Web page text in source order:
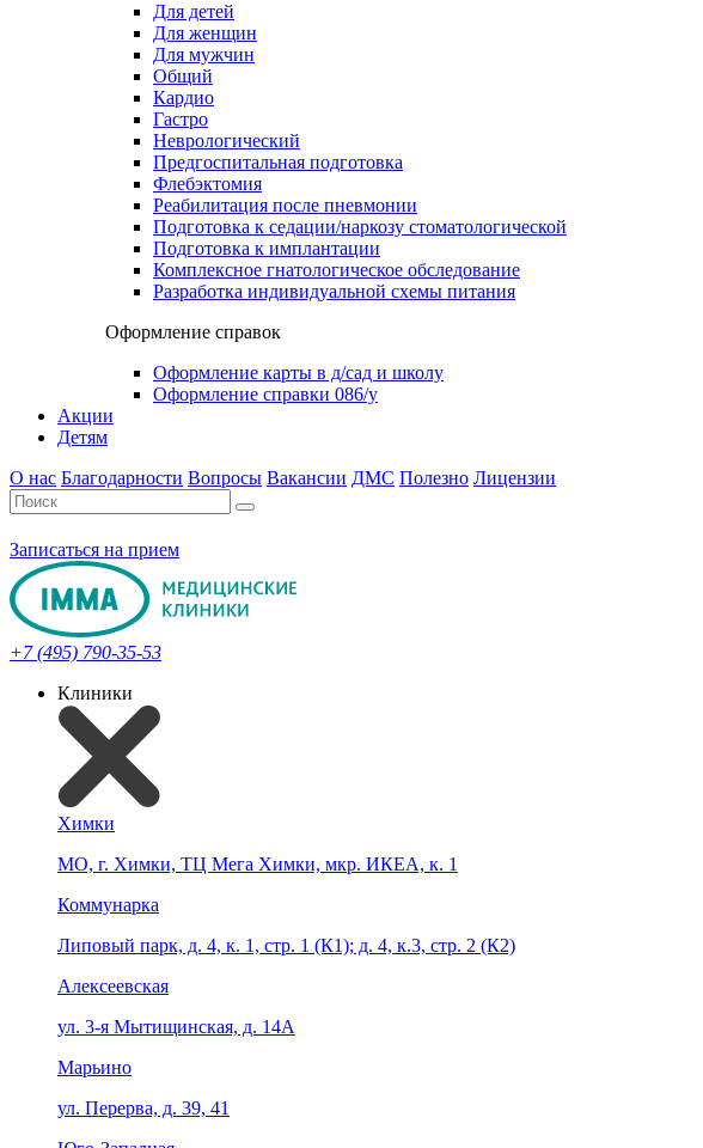
Для детей
Для женщин
Для мужчин
Общий
Кардио
Гастро
Неврологический
Предгоспитальная подготовка
Флебэктомия
Реабилитация после пневмонии
Подготовка к седации/наркозу стоматологической
Подготовка к имплантации
Комплексное гнатологическое обследование
Разработка индивидуальной схемы питания
Оформление справок
Оформление карты в д/сад и школу
Оформление справки 086/у
Акции
Детям
О нас Благодарности Вопросы Вакансии ДМС Полезно Лицензии
Записаться на прием
+7 (495) 790-35-53
Клиники
Химки
МО, г. Химки, ТЦ Мега Химки, мкр. ИКЕА, к. 1
Коммунарка
Липовый парк, д. 4, к. 1, стр. 1 (К1); д. 4, к.3, стр. 2 (К2)
Алексеевская
ул. 3-я Мытищинская, д. 14А
Марьино
ул. Перерва, д. 39, 41